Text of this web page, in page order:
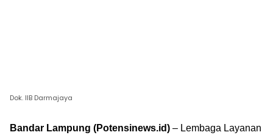
Dok. IIB Darmajaya
Bandar Lampung (Potensinews.id) – Lembaga Layanan